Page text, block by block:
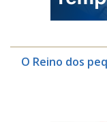
O Reino dos